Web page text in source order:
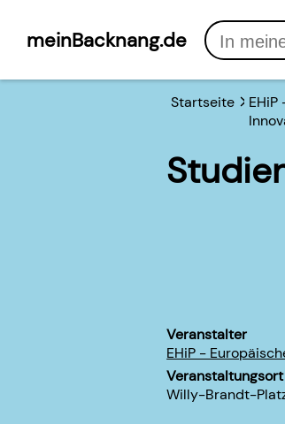
meinBacknang.de
Startseite
Veranstalter
EHiP -
Veranstaltungsort
Willy-Brandt-